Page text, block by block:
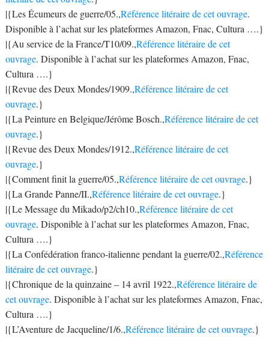
|{Les Écumeurs de guerre/05.,Référence litéraire de cet ouvrage.
Disponible à l’achat sur les plateformes Amazon, Fnac, Cultura ….}
|{Au service de la France/T10/09.,Référence litéraire de cet
ouvrage. Disponible à l’achat sur les plateformes Amazon, Fnac,
Cultura ….}
|{Revue des Deux Mondes/1909.,Référence litéraire de cet
ouvrage.}
|{La Peinture en Belgique/Jérôme Bosch.,Référence litéraire de cet
ouvrage.}
|{Revue des Deux Mondes/1912.,Référence litéraire de cet
ouvrage.}
|{Comment finit la guerre/05.,Référence litéraire de cet ouvrage.}
|{La Grande Panne/II.,Référence litéraire de cet ouvrage.}
|{Le Message du Mikado/p2/ch10.,Référence litéraire de cet
ouvrage. Disponible à l’achat sur les plateformes Amazon, Fnac,
Cultura ….}
|{La Confédération franco-italienne pendant la guerre/02.,Référence
litéraire de cet ouvrage.}
|{Chronique de la quinzaine – 14 avril 1922.,Référence litéraire de
cet ouvrage. Disponible à l’achat sur les plateformes Amazon, Fnac,
Cultura ….}
|{L’Aventure de Jacqueline/1/6.,Référence litéraire de cet ouvrage.}